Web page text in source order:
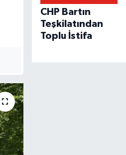
CHP Bartın
Teşkilatından
Toplu İstifa